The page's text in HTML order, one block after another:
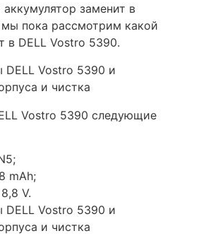
заменит в
пока рассмотрим какой
в DELL Vostro 5390.
Vostro 5390 следующие
mAh;
V.